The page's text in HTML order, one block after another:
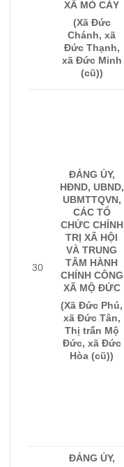
XÃ MỎ CÀY
(Xã Đức
Chánh, xã
Đức Thạnh,
xã Đức Minh
(cũ))
30
ĐẢNG ỦY,
HĐND, UBND,
UBMTTQVN,
CÁC TỔ
CHỨC CHÍNH
TRỊ XÃ HỘI
VÀ TRUNG
TÂM HÀNH
CHÍNH CÔNG
XÃ MỘ ĐỨC
(Xã Đức Phú,
xã Đức Tân,
Thị trấn Mộ
Đức, xã Đức
Hòa (cũ))
ĐẢNG ỦY,